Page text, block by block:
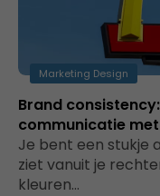
Marketing Design
Brand
communicatie
Je bent een stukje
ziet vanuit je
kleuren…